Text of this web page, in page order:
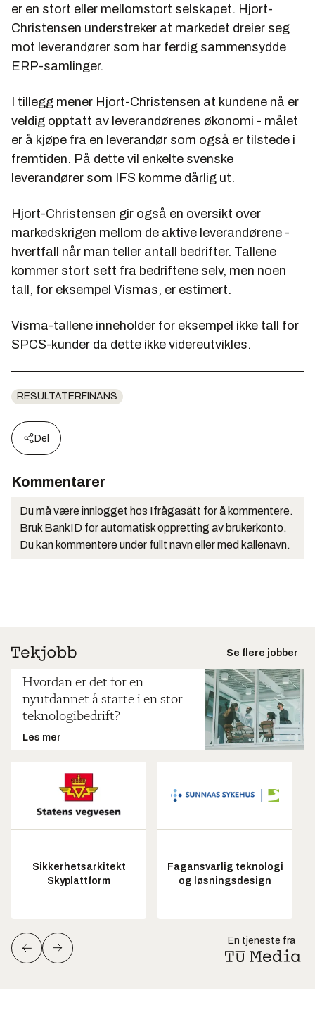
er en stort eller mellomstort selskapet. Hjort-
Christensen understreker at markedet dreier seg
mot leverandører som har ferdig sammensydde
ERP-samlinger.
I tillegg mener Hjort-Christensen at kundene nå er
veldig opptatt av leverandørenes økonomi - målet
er å kjøpe fra en leverandør som også er tilstede i
fremtiden. På dette vil enkelte svenske
leverandører som IFS komme dårlig ut.
Hjort-Christensen gir også en oversikt over
markedskrigen mellom de aktive leverandørene -
hvertfall når man teller antall bedrifter. Tallene
kommer stort sett fra bedriftene selv, men noen
tall, for eksempel Vismas, er estimert.
Visma-tallene inneholder for eksempel ikke tall for
SPCS-kunder da dette ikke videreutvikles.
RESULTATERFINANS
Del
Kommentarer
Du må være innlogget hos Ifrågasätt for å kommentere.
Bruk BankID for automatisk oppretting av brukerkonto.
Du kan kommentere under fullt navn eller med kallenavn.
Se flere jobber
Hvordan er det for en
nyutdannet å starte i en stor
teknologibedrift?
Les mer
Sikkerhetsarkitekt
Skyplattform
Fagansvarlig teknologi
og løsningsdesign
En tjeneste fra